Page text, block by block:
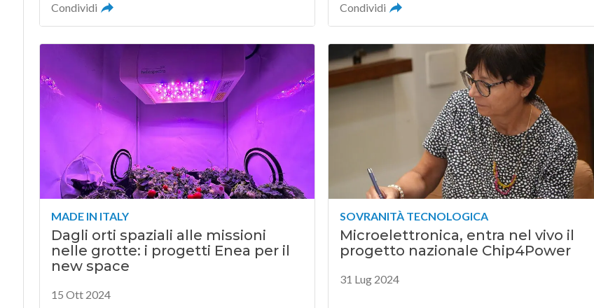
Condividi Condividi
MADE IN ITALY
Dagli orti spaziali alle missioni
nelle grotte: i progetti Enea per il
new space
15 Ott 2024
SOVRANITÀ TECNOLOGICA
Microelettronica, entra nel vivo il
progetto nazionale Chip4Power
31 Lug 2024